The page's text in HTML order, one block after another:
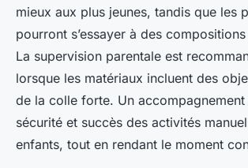
mieux aux plus jeunes, tandis que les
pourront s’essayer à des
La supervision parentale est
lorsque les matériaux incluent des
de la colle forte. Un
sécurité et succès des activités
enfants, tout en rendant le moment